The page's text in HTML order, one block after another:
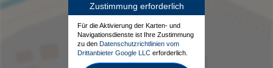
Zustimmung erforderlich
Für die Aktivierung der Karten- und
Navigationsdienste ist Ihre Zustimmung
zu den Datenschutzrichtlinien vom
Drittanbieter Google LLC erforderlich.